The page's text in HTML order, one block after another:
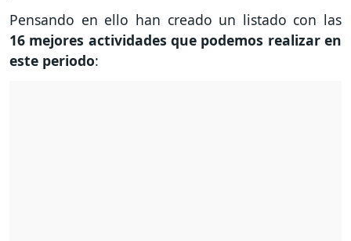
Pensando en ello han creado un listado con las
16 mejores actividades que podemos realizar en
este periodo: